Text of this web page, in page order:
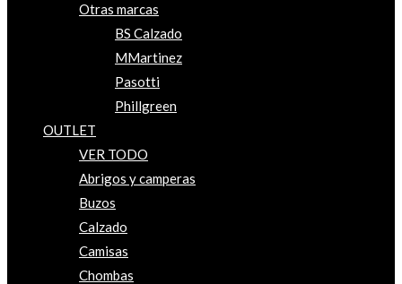
Otras marcas
BS Calzado
MMartinez
Pasotti
Phillgreen
OUTLET
VER TODO
Abrigos y camperas
Buzos
Calzado
Camisas
Chombas